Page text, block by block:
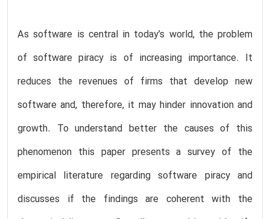
As software is central in today’s world, the problem
of software piracy is of increasing importance. It
reduces the revenues of firms that develop new
software and, therefore, it may hinder innovation and
growth. To understand better the causes of this
phenomenon this paper presents a survey of the
empirical literature regarding software piracy and
discusses if the findings are coherent with the